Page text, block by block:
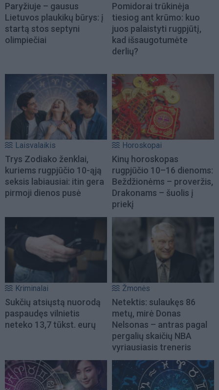
Paryžiuje – gausus
Lietuvos plaukikų būrys: į
startą stos septyni
olimpiečiai
Pomidorai trūkinėja
tiesiog ant krūmo: kuo
juos palaistyti rugpjūtį,
kad išsaugotumėte
derlių?
Laisvalaikis
Trys Zodiako ženklai,
kuriems rugpjūčio 10-ąją
seksis labiausiai: itin gera
pirmoji dienos pusė
Horoskopai
Kinų horoskopas
rugpjūčio 10–16 dienoms:
Beždžionėms – proveržis,
Drakonams – šuolis į
priekį
Kriminalai
Sukčių atsiųstą nuorodą
paspaudęs vilnietis
neteko 13,7 tūkst. eurų
Žmonės
Netektis: sulaukęs 86
metų, mirė Donas
Nelsonas – antras pagal
pergalių skaičių NBA
vyriausiasis treneris